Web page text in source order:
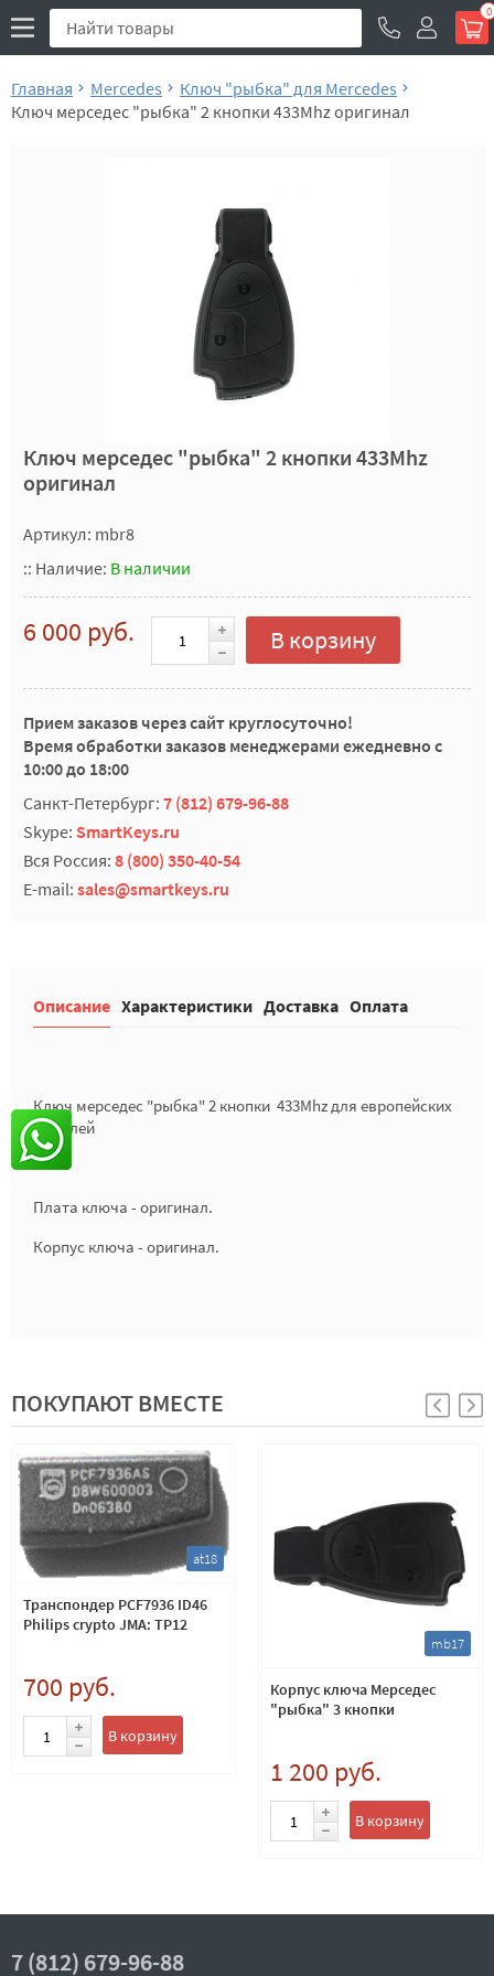
0
Главная Mercedes
Ключ "рыбка" для Mercedes
Ключ мерседес "рыбка" 2 кнопки 433Mhz оригинал
Ключ мерседес "рыбка" 2 кнопки 433Mhz
оригинал
Артикул: mbr8
:: Наличие: В наличии
6 000 руб. В корзину
Прием заказов через сайт круглосуточно!
Время обработки заказов менеджерами ежедневно с
10:00 до 18:00
Санкт-Петербург: 7 (812) 679-96-88
Skype: SmartKeys.ru
Вся Россия: 8 (800) 350-40-54
E-mail: sales@smartkeys.ru
Описание Характеристики Доставка Оплата
Ключ мерседес "рыбка" 2 кнопки 433Mhz для европейских
моделей
Плата ключа - оригинал.
Корпус ключа - оригинал.
ПОКУПАЮТ ВМЕСТЕ
at18
Транспондер PCF7936 ID46
Philips crypto JMA: TP12
700 руб.
В корзину
mb17
Корпус ключа Мерседес
"рыбка" 3 кнопки
1 200 руб.
В корзину
7 (812) 679-96-88